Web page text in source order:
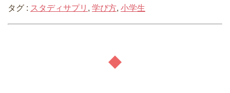
タグ : スタディサプリ , 学び方, 小学生